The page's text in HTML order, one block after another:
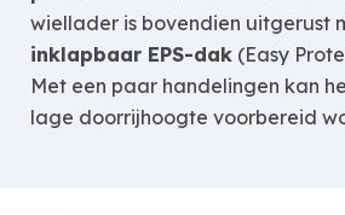
wiellader is bovendien uitgerust
inklapbaar EPS-dak (Easy
Met een paar handelingen kan
lage doorrijhoogte voorbereid